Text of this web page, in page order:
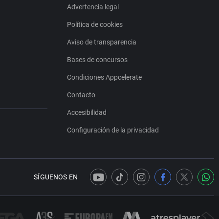
Advertencia legal
Política de cookies
Aviso de transparencia
Bases de concursos
Condiciones Appcelerate
Contacto
Accesibilidad
Configuración de la privacidad
SÍGUENOS EN